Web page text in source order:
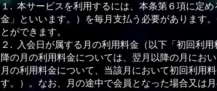
１. 本サービスを利⽤するには、本条第６項に定
⾦」といいます。）を毎⽉⽀払う必要があります
とができます。
２. ⼊会⽇が属する⽉の利⽤料⾦（以下「初回利
降の⽉の利⽤料⾦については、翌⽉以降の⽉にお
⽉の利⽤料⾦について、当該⽉において初回利⽤
す。）。なお、⽉の途中で会員となった場合⼜は